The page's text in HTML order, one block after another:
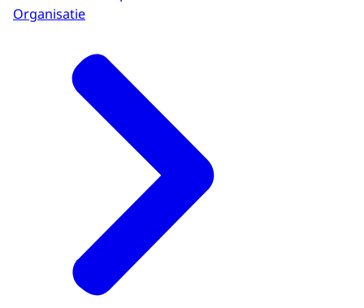
Organisatie